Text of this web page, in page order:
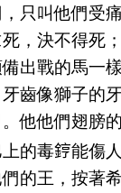
只叫他們受
，決不得死
出戰的馬一
齒像獅子的
他他們翅膀
的毒𨧤能傷
的王，按著